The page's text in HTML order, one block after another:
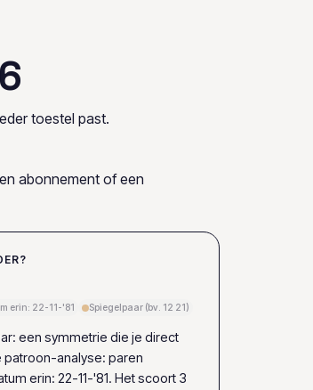
6
toestel past.
abonnement of een
erin: 22-11-'81 Spiegelpaar (bv. 12 21)
een symmetrie die je direct
patroon-analyse: paren
erin: 22-11-'81. Het scoort 3